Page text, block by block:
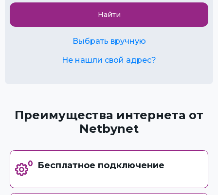
Найти
Выбрать вручную
Не нашли свой адрес?
Преимущества интернета от
Netbynet
Бесплатное подключение